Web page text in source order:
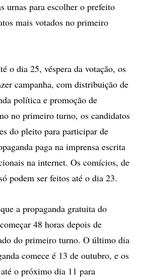
urnas para escolher o prefeito
mais votados no primeiro
o dia 25, véspera da votação, os
campanha, com distribuição de
política e promoção de
no primeiro turno, os candidatos
do pleito para participar de
paga na imprensa escrita
na internet. Os comícios, de
podem ser feitos até o dia 23.
a propaganda gratuita do
48 horas depois de
do primeiro turno. O último dia
comece é 13 de outubro, e os
o próximo dia 11 para